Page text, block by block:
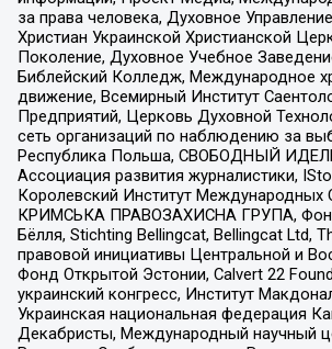
за права человека, Духовное
Христиан Украинской Христианской
Поколение, Духовное Учебное
Библейский Колледж, Международное
движение, Всемирный Институт
Предприятий, Церковь Духовной
сеть организаций по наблюдению за
Республика Польша, СВОБОДНЫЙ
Ассоциация развития журналистики,
Королевский Институт Международных
КРИМСЬКА ПРАВОЗАХИСНА ГРУПА,
Бёлля, Stichting Bellingcat, Bellingcat Ltd,
правовой инициативы Центральной и
Фонд Открытой Эстонии, Calvert 22
украинский конгресс, Институт
Украинская национальная федерация
Декабристы, Международный научный